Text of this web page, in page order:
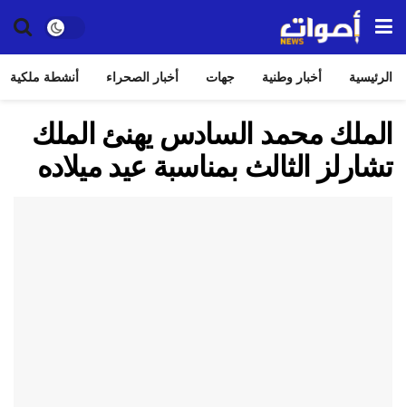
الرئيسية أخبار وطنية جهات أخبار الصحراء أنشطة ملكية
الملك محمد السادس يهنئ الملك
تشارلز الثالث بمناسبة عيد ميلاده